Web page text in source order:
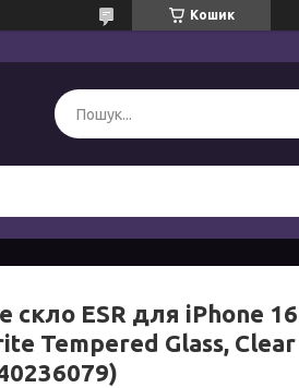
Кошик
скло ESR для iPhone
Tempered Glass, Clear